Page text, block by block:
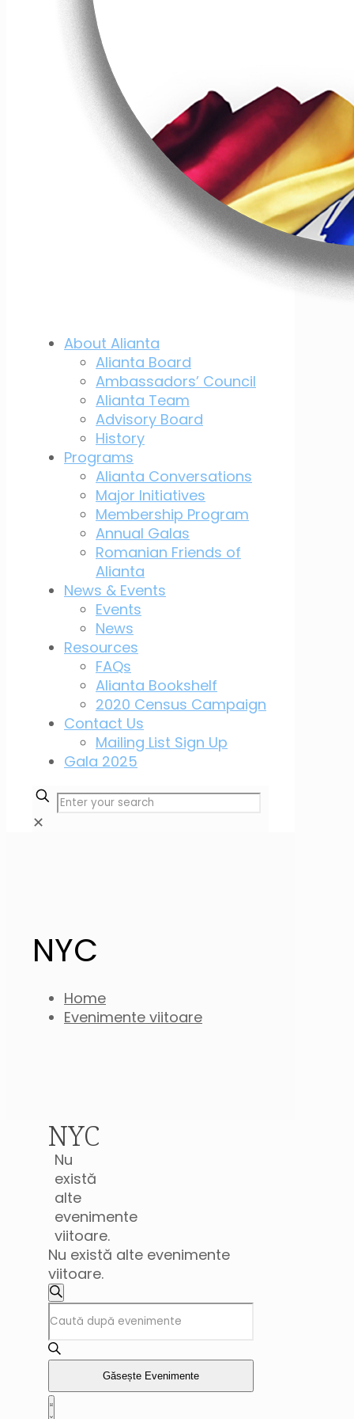
About Alianta
Alianta Board
Ambassadors’ Council
Alianta Team
Advisory Board
History
Programs
Alianta Conversations
Major Initiatives
Membership Program
Annual Galas
Romanian Friends of
Alianta
News & Events
Events
News
Resources
FAQs
Alianta Bookshelf
2020 Census Campaign
Contact Us
Mailing List Sign Up
Gala 2025
✕
NYC
Home
Evenimente viitoare
NYC
Nu
există
alte
evenimente
viitoare.
Nu există alte evenimente
viitoare.
Navigare
în
vizualizări
căutare
Caută
Introdu
cuvântul
cheie.
Caută
Evenimente
după
Găsește Evenimente
Navigare
Listă